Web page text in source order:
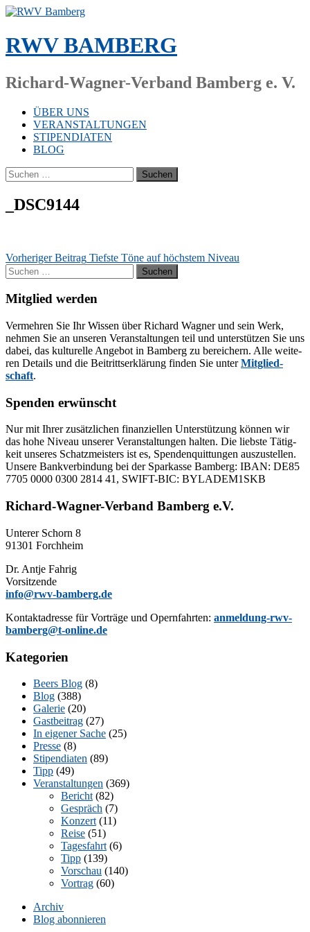
Zum
springen
RWV BAMBERG
Richard-Wagner-Verband Bamberg e. V.
ÜBER UNS
VERANSTALTUNGEN
STIPENDIATEN
BLOG
Suchen
nach:
_DSC9144
Beitragsnavigation
Vorheriger Beitrag Tiefste Töne auf höchstem Niveau
Suchen
nach:
Mitglied werden
Ver­meh­ren Sie Ihr Wis­sen über Ri­chard Wag­ner und sein Werk,
neh­men Sie an un­se­ren Ver­an­stal­tun­gen teil und un­ter­stüt­zen Sie uns
da­bei, das kul­tu­rel­le An­ge­bot in Bam­berg zu be­rei­chern. Alle wei­te­
ren De­tails und die Bei­tritts­er­klä­rung fin­den Sie un­terMit­glied­
schaft.
Spenden erwünscht
Nur mit Ih­rer zu­sätz­li­chen fi­nan­zi­el­len Un­ter­stüt­zung kön­nen wir
das hohe Ni­veau un­se­rer Ver­an­stal­tun­gen hal­ten. Die liebs­te Tä­tig­
keit un­se­res Schatz­meis­ters ist es, Spen­den­quit­tun­gen aus­zu­stel­len.
Un­se­re Bank­ver­bin­dung bei der Spar­kas­se Bam­berg: IBAN: DE85
7705 0000 0300 2814 41, SWIFT-BIC: BYLADEM1SKB
Richard-Wagner-Verband Bamberg e.V.
Un­te­rer Schorn 8
91301 Forchheim
Dr. Ant­je Fahrig
Vorsitzende
info@rwv-bamberg.de
Kon­takt­adres­se für Vor­trä­ge und Opern­fahr­ten: anmeldung-rwv-
bamberg@t-online.de
Kategorien
Beers Blog (8)
Blog (388)
Galerie (20)
Gastbeitrag (27)
In eigener Sache (25)
Presse (8)
Stipendiaten (89)
Tipp (49)
Veranstaltungen (369)
Bericht (82)
Gespräch (7)
Konzert (11)
Reise (51)
Tagesfahrt (6)
Tipp (139)
Vorschau (140)
Vortrag (60)
Archiv
Blog abonnieren